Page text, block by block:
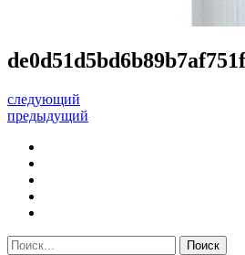
следующий
предыдущий